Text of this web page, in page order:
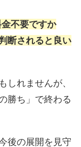
不要ですか
断されると良い
しれませんが、
勝ち」で終わる
後の展開を見守